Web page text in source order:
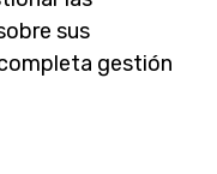
sus
gestión